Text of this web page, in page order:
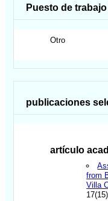
Puesto de trabajo
Otro
publicaciones
artículo
from
Villa
17(15).